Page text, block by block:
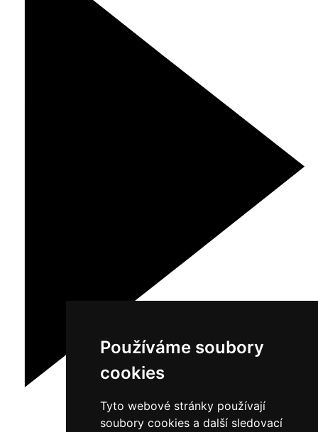
Používáme soubory
cookies
Tyto webové stránky používají
soubory cookies a další sledovací